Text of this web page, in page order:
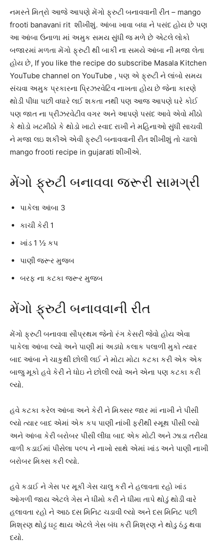
નમસ્તે મિત્રો આજે આપણે મેંગો ફ્રુટી બનાવવાની રીત – mango
frooti banavani rit શીખીશું. આંબા ખાવા બધા ને પસંદ હોય છે પણ
આ આંબા ઉનાળા માં અમુક સમય સુંધી જ મળે છે એટલે લોકો
બજારમાં મળતા મેંગો ફ્રુટી થી બાકી ના સમયે આંબા ની મજા લેતા
હોય છે, If you like the recipe do subscribe Masala Kitchen
YouTube channel on YouTube , પણ એ ફ્રુટી ને લાંબો સમય
સંચવા અમુક પ્રકારના પ્રિઝરવેટિવ નાખતા હોય છે જેના કારણે
થોડી પીધા પછી વધારે લઈ શકતા નથી પણ આજ આપણે ઘરે કોઈ
પણ જાત ના પ્રીઝરવેટીવ વગર અને આપણે પસંદ આવે એવો મીઠો
કે થોડો ખટમીઠો કે થોડો ખાટો સ્વાદ રાખી ને મહિનાઓ સુંધી સાચવી
ને મજા લઇ શકીએ એવી ફ્રુટી બનાવવાની રીત શીખીશું તો ચાલો
mango frooti recipe in gujarati શીખીએ.
મેંગો ફ્રુટી બનાવવા જરૂરી સામગ્રી
પાકેલા આંબા 3
કાચી કેરી 1
ખાંડ 1 ½ કપ
પાણી જરૂર મુજબ
બરફ ના કટકા જરૂર મુજબ
મેંગો ફ્રુટી બનાવવાની રીત
મેંગો ફ્રુટી બનાવવા સૌપ્રથમ જેનો રંગ કેસરી જેવો હોય એવા
પાકેલા આંબા લ્યો અને પાણી માં અડધો કલાક પલાળી મુકો ત્યાર
બાદ આંબા ને ચાકુથી છોલી લઈ ને મોટા મોટા કટકા કરી એક એક
બાજુ મૂકો હવે કેરી ને ધોઇ ને છોલી લ્યો અને એના પણ કટકા કરી
લ્યો.
હવે કટકા કરેલ આંબા અને કેરી ને મિક્સર જાર માં નાખી ને પીસી
લ્યો ત્યાર બાદ એમાં એક કપ પાણી નાંખી ફરીથી સ્મૂથ પીસી લ્યો
અને આંબા કેરી બરોબર પીસી લીધા બાદ એક મોટી અને ઝાડા તરીયા
વાળી કડાઈમાં પીસેલા પલ્પ ને નાખો સાથે એમાં ખાંડ અને પાણી નાખી
બરોબર મિક્સ કરી લ્યો.
હવે કડાઈ ને ગેસ પર મૂકી ગેસ ચાલુ કરી ને હલાવતા રહો ખાંડ
ઓગળી જાય એટલે ગેસ ને ધીમો કરી ને ધીમા તાપે થોડું થોડી વારે
હલાવતા રહો ને આઠ દસ મિનિટ ચડાવી લ્યો અને દસ મિનિટ પછી
મિશ્રણ થોડું ઘટ્ટ થાય એટલે ગેસ બંધ કરી મિશ્રણ ને થોડુ ઠંડુ થવા
દયો.